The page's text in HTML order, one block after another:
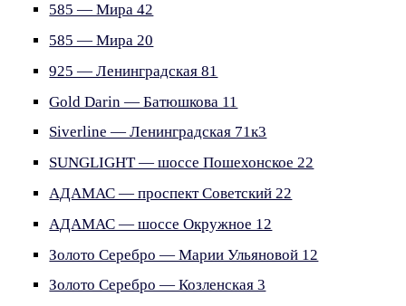
585 — Мира 42
585 — Мира 20
925 — Ленинградская 81
Gold Darin — Батюшкова 11
Siverline — Ленинградская 71к3
SUNGLIGHT — шоссе Пошехонское 22
АДАМАС — проспект Советский 22
АДАМАС — шоссе Окружное 12
Золото Серебро — Марии Ульяновой 12
Золото Серебро — Козленская 3